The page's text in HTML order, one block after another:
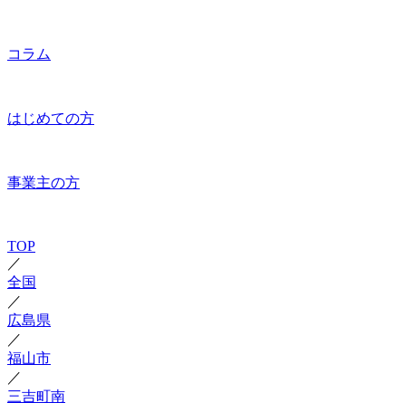
コラム
はじめての方
事業主の方
TOP
／
全国
／
広島県
／
福山市
／
三吉町南